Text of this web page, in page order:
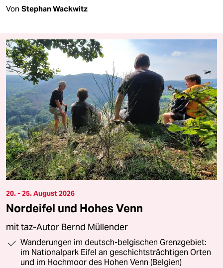
Von Stephan Wackwitz
20. - 25. August 2026
Nordeifel und Hohes Venn
mit taz-Autor Bernd Müllender
Wanderungen im deutsch-belgischen Grenzgebiet:
im Nationalpark Eifel an geschichtsträchtigen Orten
und im Hochmoor des Hohen Venn (Belgien)